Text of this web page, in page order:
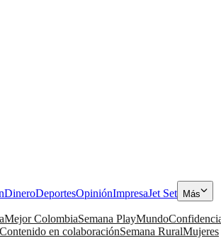
DineroDeportesOpiniónImpresaJet Set Más
Mejor ColombiaSemana PlayMundo
Contenido en colaboraciónSemana RuralMujeres